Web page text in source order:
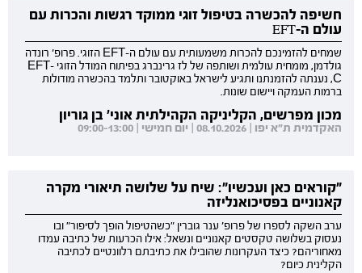
חשיפה להכשרה בטיפול זוגי ממוקד רגשות והכרות עם
עולם ה-EFT
שמחים להזמינכם להכרות משמעותית עם עולם ה-EFT הזוגי. פרופ' רונדה
גולדמן, מומחית עולמית ושותפה של לז גרינברג בפיתוח המודל הזוגי EFT-
C, נענתה להזמנתנו ותגיע לישראל באוקטובר ותלמד בהכשרה מודולות
ברמות העמקה ויישום שונות.
מכון מפרשים, הקליניקה הקהילתית אוני' בן גוריון
האקדמית ת"א יפו | 08.10.2026 | יום חמישי | 09:00-13:00
"קוראים כאן ועכשיו": שיח על שלושה תיאורי מקרה
קאנוניים בפסיכואנליזה
ערב השקה לספרו של פרופ' ענר גוברין "כשהטיפול הופך לסיפור" ובו
נעסוק בשלושה טקסטים קאנוניים ונשאל: אילו הכרעות של כתיבה עמדו
מאחוריהם? כיצד העקרונות שהובילו את כתיבתם רלוונטיים לכתיבה
הקלינית כיום?